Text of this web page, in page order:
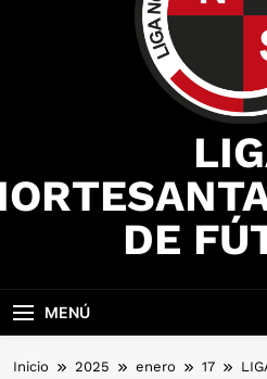
DE
MENÚ
Inicio 2025 enero 17